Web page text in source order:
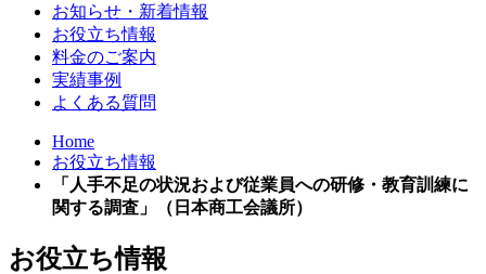
お知らせ・新着情報
お役立ち情報
料金のご案内
実績事例
よくある質問
Home
お役立ち情報
「人手不足の状況および従業員への研修・教育訓練に
関する調査」（日本商工会議所）
お役立ち情報